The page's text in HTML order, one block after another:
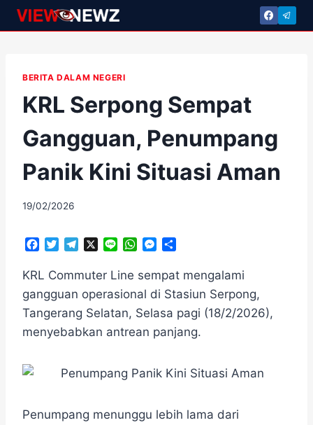
Skip
to
BERITA DALAM NEGERI
KRL Serpong Sempat
Gangguan, Penumpang
Panik Kini Situasi Aman
By
19/02/2026
c
b
o
o
i
t
e
r
l
g
r
a
n
e
W
a
s
A
p
M
s
s
e
n
g
a
e
KRL Commuter Line sempat mengalami
gangguan operasional di Stasiun Serpong,
Tangerang Selatan, Selasa pagi (18/2/2026),
menyebabkan antrean panjang.
Penumpang menunggu lebih lama dari